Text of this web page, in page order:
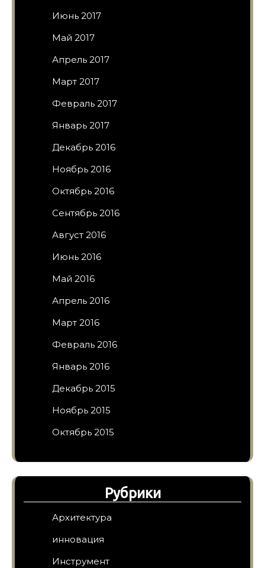
Июнь 2017
Май 2017
Апрель 2017
Март 2017
Февраль 2017
Январь 2017
Декабрь 2016
Ноябрь 2016
Октябрь 2016
Сентябрь 2016
Август 2016
Июнь 2016
Май 2016
Апрель 2016
Март 2016
Февраль 2016
Январь 2016
Декабрь 2015
Ноябрь 2015
Октябрь 2015
Рубрики
Архитектура
инновация
Инструмент